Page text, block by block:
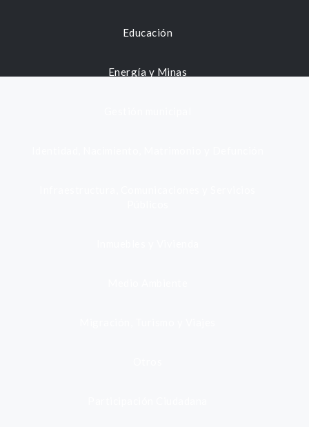
Educación
Energía y Minas